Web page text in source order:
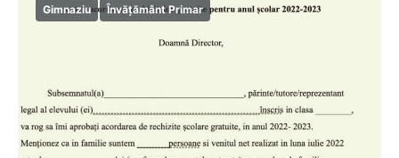
Gimnaziu Învățământ Primar